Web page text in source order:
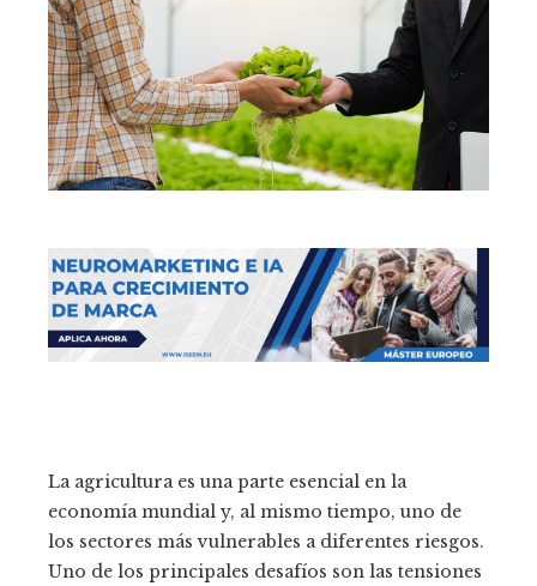
La agricultura es una parte esencial en la
economía mundial y, al mismo tiempo, uno de
los sectores más vulnerables a diferentes riesgos.
Uno de los principales desafíos son las tensiones